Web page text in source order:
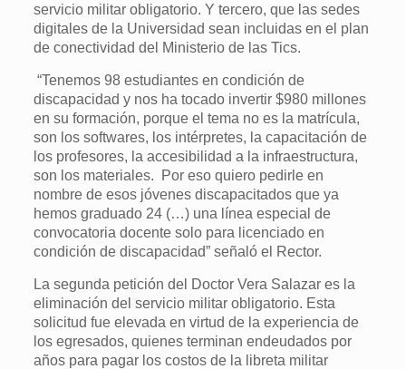
servicio militar obligatorio. Y tercero, que las sedes
digitales de la Universidad sean incluidas en el plan
de conectividad del Ministerio de las Tics.
“Tenemos 98 estudiantes en condición de
discapacidad y nos ha tocado invertir $980 millones
en su formación, porque el tema no es la matrícula,
son los softwares, los intérpretes, la capacitación de
los profesores, la accesibilidad a la infraestructura,
son los materiales. Por eso quiero pedirle en
nombre de esos jóvenes discapacitados que ya
hemos graduado 24 (…) una línea especial de
convocatoria docente solo para licenciado en
condición de discapacidad” señaló el Rector.
La segunda petición del Doctor Vera Salazar es la
eliminación del servicio militar obligatorio. Esta
solicitud fue elevada en virtud de la experiencia de
los egresados, quienes terminan endeudados por
años para pagar los costos de la libreta militar